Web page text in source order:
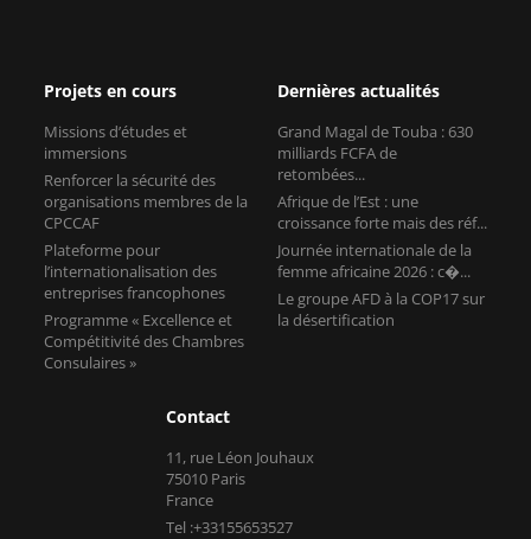
Projets en cours
Missions d’études et
immersions
Renforcer la sécurité des
organisations membres de la
CPCCAF
Plateforme pour
l’internationalisation des
entreprises francophones
Programme « Excellence et
Compétitivité des Chambres
Consulaires »
Dernières actualités
Grand Magal de Touba : 630
milliards FCFA de
retombées...
Afrique de l’Est : une
croissance forte mais des réf...
Journée internationale de la
femme africaine 2026 : c�...
Le groupe AFD à la COP17 sur
la désertification
Contact
11, rue Léon Jouhaux
75010 Paris
France
Tel :+33155653527